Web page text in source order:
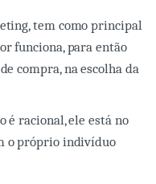
tem como principal
funciona, para então
compra, na escolha da
é racional, ele está no
o próprio indivíduo